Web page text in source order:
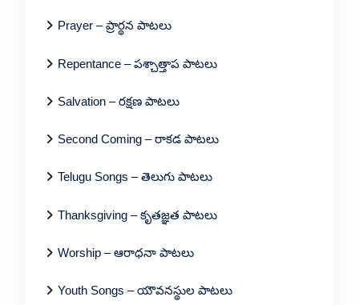
Prayer – ప్రార్థన పాటలు
Repentance – పశ్చాత్తాప పాటలు
Salvation – రక్షణ పాటలు
Second Coming – రాకడ పాటలు
Telugu Songs – తెలుగు పాటలు
Thanksgiving – కృతజ్ఞత పాటలు
Worship – ఆరాధనా పాటలు
Youth Songs – యౌవనస్థుల పాటలు